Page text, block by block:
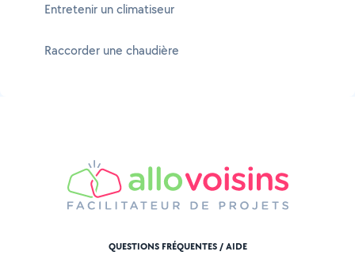
Entretenir un climatiseur
Raccorder une chaudière
QUESTIONS FRÉQUENTES / AIDE